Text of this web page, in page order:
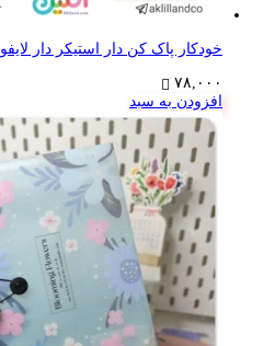
خودکار پاک کن دار استیکر دار لایفو
۷۸,۰۰۰
افزودن به سبد